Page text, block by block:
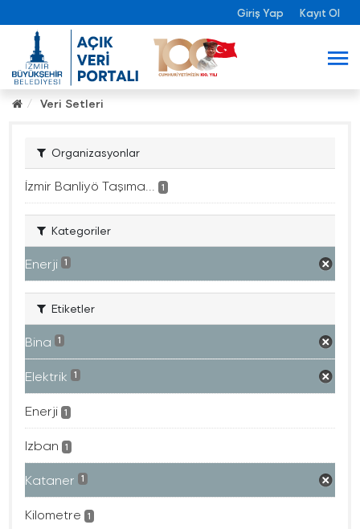
Giriş Yap Kayıt Ol
Veri Setleri
Organizasyonlar
İzmir Banliyö Taşıma... 1
Kategoriler
Enerji 1
Etiketler
Bina 1
Elektrik 1
Enerji 1
Izban 1
Kataner 1
Kilometre 1